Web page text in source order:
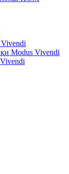
Modus Vivendi